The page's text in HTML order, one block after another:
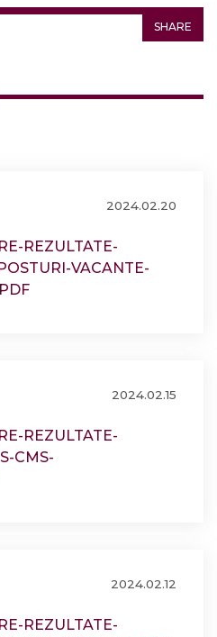
SHARE
2024.02.20
REZULTATE-
VACANTE-
2024.02.15
REZULTATE-
CMS-
2024.02.12
REZULTATE-